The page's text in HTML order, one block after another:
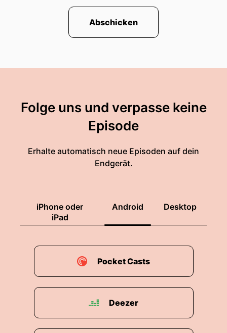
Abschicken
Folge uns und verpasse keine
Episode
Erhalte automatisch neue Episoden auf dein
Endgerät.
iPhone oder
iPad
Android Desktop
Pocket Casts
Deezer